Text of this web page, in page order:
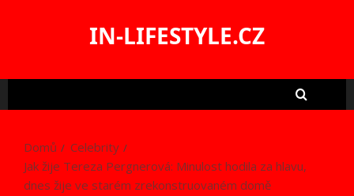
IN-LIFESTYLE.CZ
Domů
Celebrity
Jak žije Tereza Pergnerová: Minulost hodila za hlavu,
dnes žije ve starém zrekonstruovaném domě